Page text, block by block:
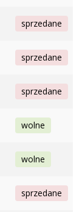
sprzedane
sprzedane
sprzedane
wolne
wolne
sprzedane